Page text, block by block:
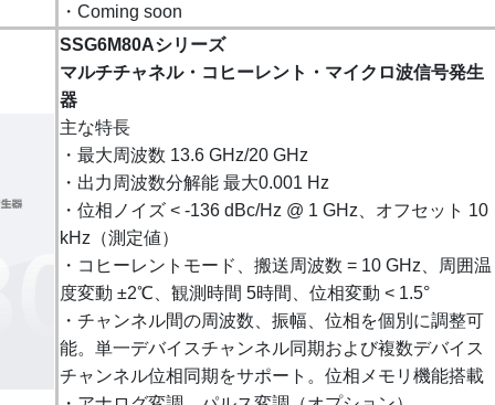
・Coming soon
SSG6M80Aシリーズ
マルチチャネル・コヒーレント・マイクロ波信号発生
器
主な特長
・最大周波数 13.6 GHz/20 GHz
・出力周波数分解能 最大0.001 Hz
・位相ノイズ < -136 dBc/Hz @ 1 GHz、オフセット 10
kHz（測定値）
・コヒーレントモード、搬送周波数 = 10 GHz、周囲温
度変動 ±2℃、観測時間 5時間、位相変動 < 1.5°
・チャンネル間の周波数、振幅、位相を個別に調整可
能。単一デバイスチャンネル同期および複数デバイス
チャンネル位相同期をサポート。位相メモリ機能搭載